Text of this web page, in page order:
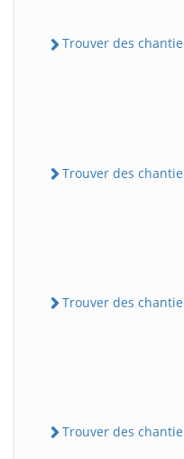
Trouver des
Trouver des
Trouver des
Trouver des